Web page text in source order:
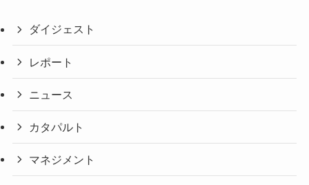
ダイジェスト
レポート
ニュース
カタパルト
マネジメント